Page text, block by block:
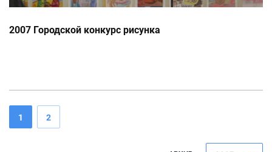
2007 Городской конкурс рисунка
1 2